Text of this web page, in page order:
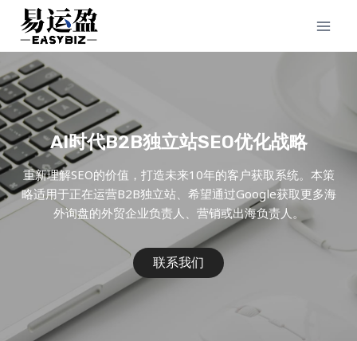
content
AI时代B2B独立站SEO优化战略
重新理解SEO的价值，打造未来10年的客户获取系统。本策
略适用于正在运营B2B独立站、希望通过Google获取更多海
外询盘的外贸企业负责人、营销或出海负责人。
联系我们